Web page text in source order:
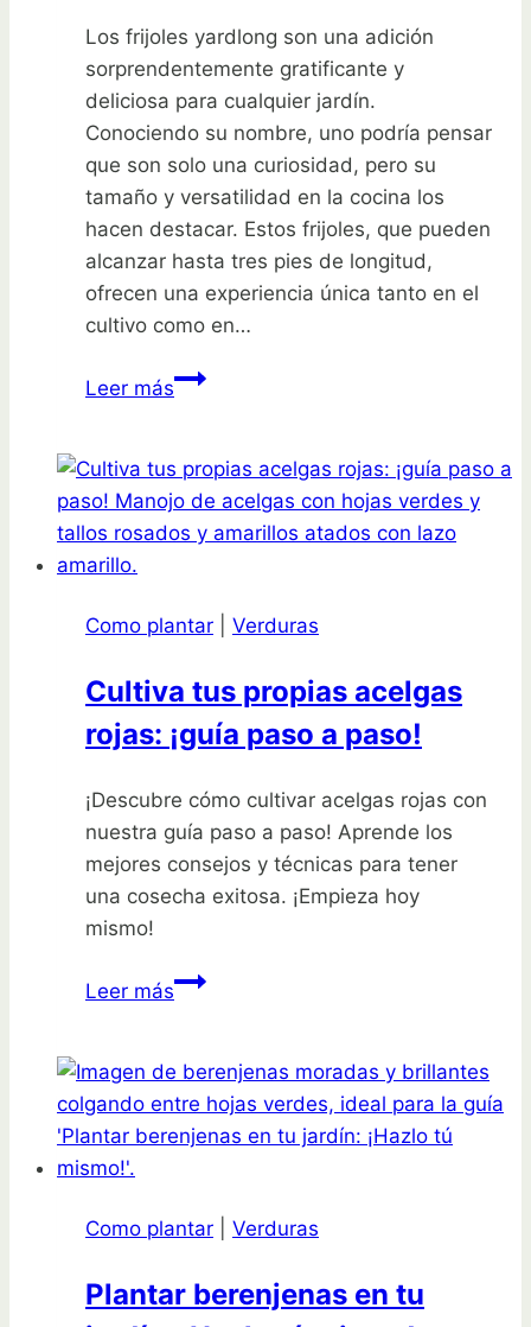
realmente
Los frijoles yardlong son una adición
sorprendentemente gratificante y
deliciosa para cualquier jardín.
Conociendo su nombre, uno podría pensar
que son solo una curiosidad, pero su
tamaño y versatilidad en la cocina los
hacen destacar. Estos frijoles, que pueden
alcanzar hasta tres pies de longitud,
ofrecen una experiencia única tanto en el
cultivo como en…
Leer másDescubre
para
cultivar
espárragos
todos
Como plantar Verduras
Cultiva tus propias acelgas
rojas: ¡guía paso a paso!
¡Descubre cómo cultivar acelgas rojas con
nuestra guía paso a paso! Aprende los
mejores consejos y técnicas para tener
una cosecha exitosa. ¡Empieza hoy
mismo!
Leer másCultiva
acelgas
rojas:
¡guía
paso!
Como plantar Verduras
Plantar berenjenas en tu